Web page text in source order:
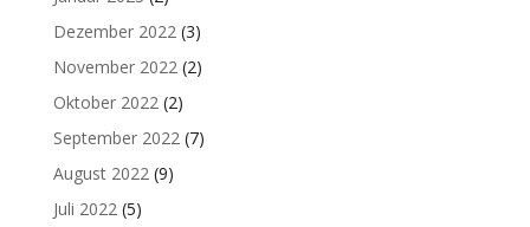
Dezember 2022(3)
November 2022(2)
Oktober 2022(2)
September 2022(7)
August 2022(9)
Juli 2022(5)